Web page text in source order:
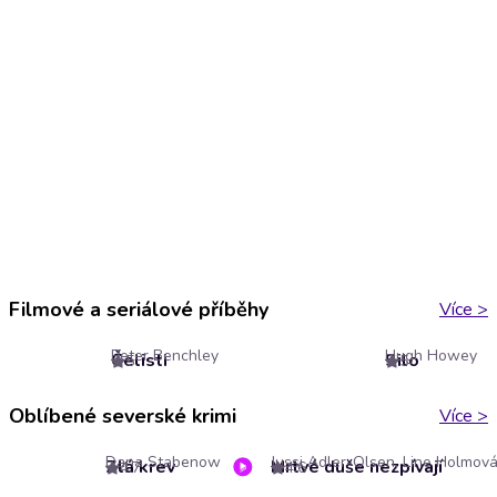
Filmové a seriálové příběhy Více >
Čelisti
Peter Benchley
5 Silo
Hugh Howey
5
Oblíbené severské krimi Více >
Zlá krev
Dana Stabenow
4.7 Mrtvé duše nezpívají
4.6